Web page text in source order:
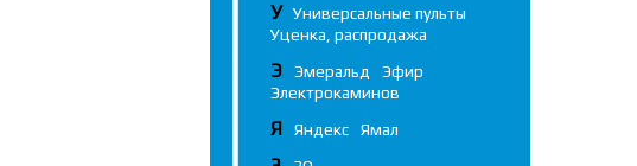
У
Универсальные пульты
Уценка, распродажа
Э Эмеральд
Эфир
Электрокаминов
Я Яндекс Ямал